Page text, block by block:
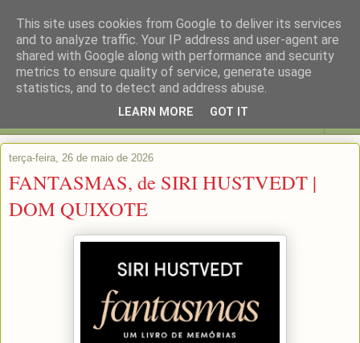
terça-feira, 26 de maio de 2026
FANTASMAS, de SIRI HUSTVEDT |
DOM QUIXOTE
This site uses cookies from Google to deliver its services
and to analyze traffic. Your IP address and user-agent are
shared with Google along with performance and security
metrics to ensure quality of service, generate usage
statistics, and to detect and address abuse.
LEARN MORE GOT IT